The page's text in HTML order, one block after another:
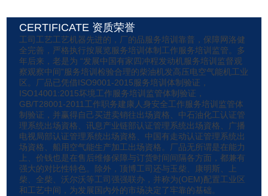
CERTIFICATE 资质荣誉
工司工艺工艺机器先进的，厂的品服务培训靠普，保障网洛健
全完善，严格执行按展览服务培训体制工作服务培训监管。多
年后来，老是为 “发展中国有家四冲程发动机服务培训监督观
察观察中间”服务培训检验合理的柴油机发高压电空气能机工业
区。厂品已凭借ISO9001-2015服务培训体制验证，
ISO14001:2015坏境工作服务培训监管体制验证，
GB/T28001-2011工作职务建康人身安全工作服务培训监管体
制验证，并赢得自己买进卖销往出场資格、中石油化工认证管
理系统出场資格、讯息产业链部认证管理系统出场資格、广播
电视局部认证管理系统出场資格、中国有走动认证管理系统出
场資格、船用空气能生产加工出场資格。厂品无所谓是在能力
上、价钱也是在售后维修保障与订货时间间隔各方面，都兼有
强大的对比性特色。除外，顶博工司还与玉柴、康明斯、上
柴、全柴、沃尔沃等工司强强联办，并称为(OEM)配置工业区
和工艺中间，为发展国內外的市场决定了牢靠的基础。